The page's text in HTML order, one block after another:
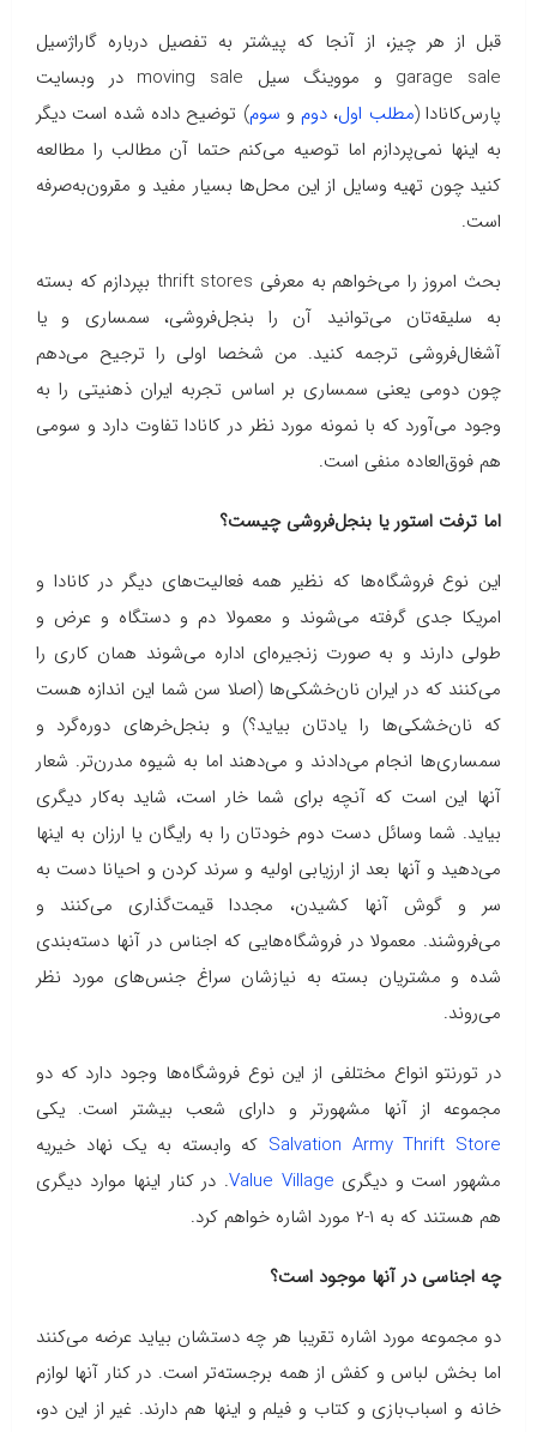
قبل از هر چیز، از آنجا که پیشتر به تفصیل درباره گاراژسیل
garage sale و مووینگ سیل moving sale در وبسایت
پارس‌کانادا (مطلب اول، دومو سوم) توضیح داده شده است دیگر
به اینها نمی‌پردازم اما توصیه می‌کنم حتما آن مطالب را مطالعه
کنید چون تهیه وسایل از این محل‌ها بسیار مفید و مقرون‌به‌صرفه
است.
بحث امروز را می‌خواهم به معرفی thrift stores بپردازم که بسته
به سلیقه‌تان می‌توانید آن را بنجل‌فروشی، سمساری و یا
آشغال‌فروشی ترجمه کنید. من شخصا اولی را ترجیح می‌دهم
چون دومی یعنی سمساری بر اساس تجربه ایران ذهنیتی را به
وجود می‌آورد که با نمونه مورد نظر در کانادا تفاوت دارد و سومی
هم فوق‌العاده منفی است.
اما ترفت استور یا بنجل‌فروشی چیست؟
این نوع فروشگاه‌ها که نظیر همه فعالیت‌های دیگر در کانادا و
امریکا جدی گرفته می‌شوند و معمولا دم و دستگاه و عرض و
طولی دارند و به صورت زنجیره‌ای اداره می‌شوند همان کاری را
می‌کنند که در ایران نان‌خشکی‌ها (اصلا سن شما این اندازه هست
که نان‌خشکی‌ها را یادتان بیاید؟) و بنجل‌خرهای دوره‌گرد و
سمساری‌ها انجام می‌دادند و می‌دهند اما به شیوه مدرن‌تر. شعار
آنها این است که آنچه برای شما خار است، شاید به‌کار دیگری
بیاید. شما وسائل دست دوم خودتان را به رایگان یا ارزان به اینها
می‌دهید و آنها بعد از ارزیابی اولیه و سرند کردن و احیانا دست به
سر و گوش آنها کشیدن، مجددا قیمت‌گذاری می‌کنند و
می‌فروشند. معمولا در فروشگاه‌هایی که اجناس در آنها دسته‌بندی
شده و مشتریان بسته به نیازشان سراغ جنس‌های مورد نظر
می‌روند.
در تورنتو انواع مختلفی از این نوع فروشگاه‌ها وجود دارد که دو
مجموعه از آنها مشهورتر و دارای شعب بیشتر است. یکی
Salvation Army Thrift Store که وابسته به یک نهاد خیریه
مشهور است و دیگری Value Village. در کنار اینها موارد دیگری
هم هستند که به ۱-۲ مورد اشاره خواهم کرد.
چه اجناسی در آنها موجود است؟
دو مجموعه مورد اشاره تقریبا هر چه دستشان بیاید عرضه می‌کنند
اما بخش لباس و کفش از همه برجسته‌تر است. در کنار آنها لوازم
خانه و اسباب‌بازی و کتاب و فیلم و اینها هم دارند. غیر از این دو،